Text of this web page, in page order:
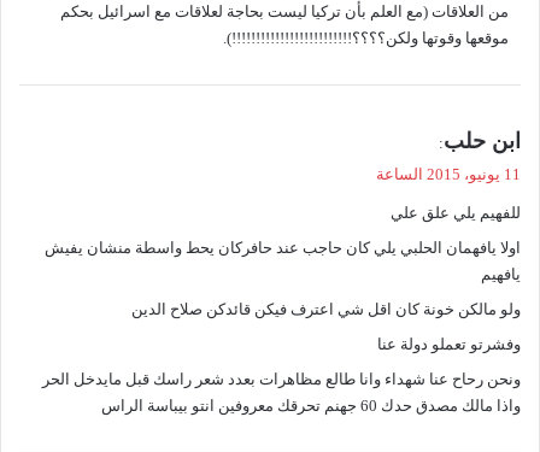
من العلاقات (مع العلم بأن تركيا ليست بحاجة لعلاقات مع اسرائيل بحكم
موقعها وقوتها ولكن؟؟؟؟!!!!!!!!!!!!!!!!!!!!!!!!!).
ي
ل
ابن حلب:
11 يونيو، 2015 الساعة
للفهيم يلي علق علي
اولا يافهمان الحلبي يلي كان حاجب عند حافركان يحط واسطة منشان يفيش
يافهيم
ولو مالكن خونة كان اقل شي اعترف فيكن قائدكن صلاح الدين
وفشرتو تعملو دولة عنا
ونحن رحاح عنا شهداء وانا طالع مظاهرات بعدد شعر راسك قبل مايدخل الحر
واذا مالك مصدق حدك 60 جهنم تحرقك معروفين انتو بيباسة الراس